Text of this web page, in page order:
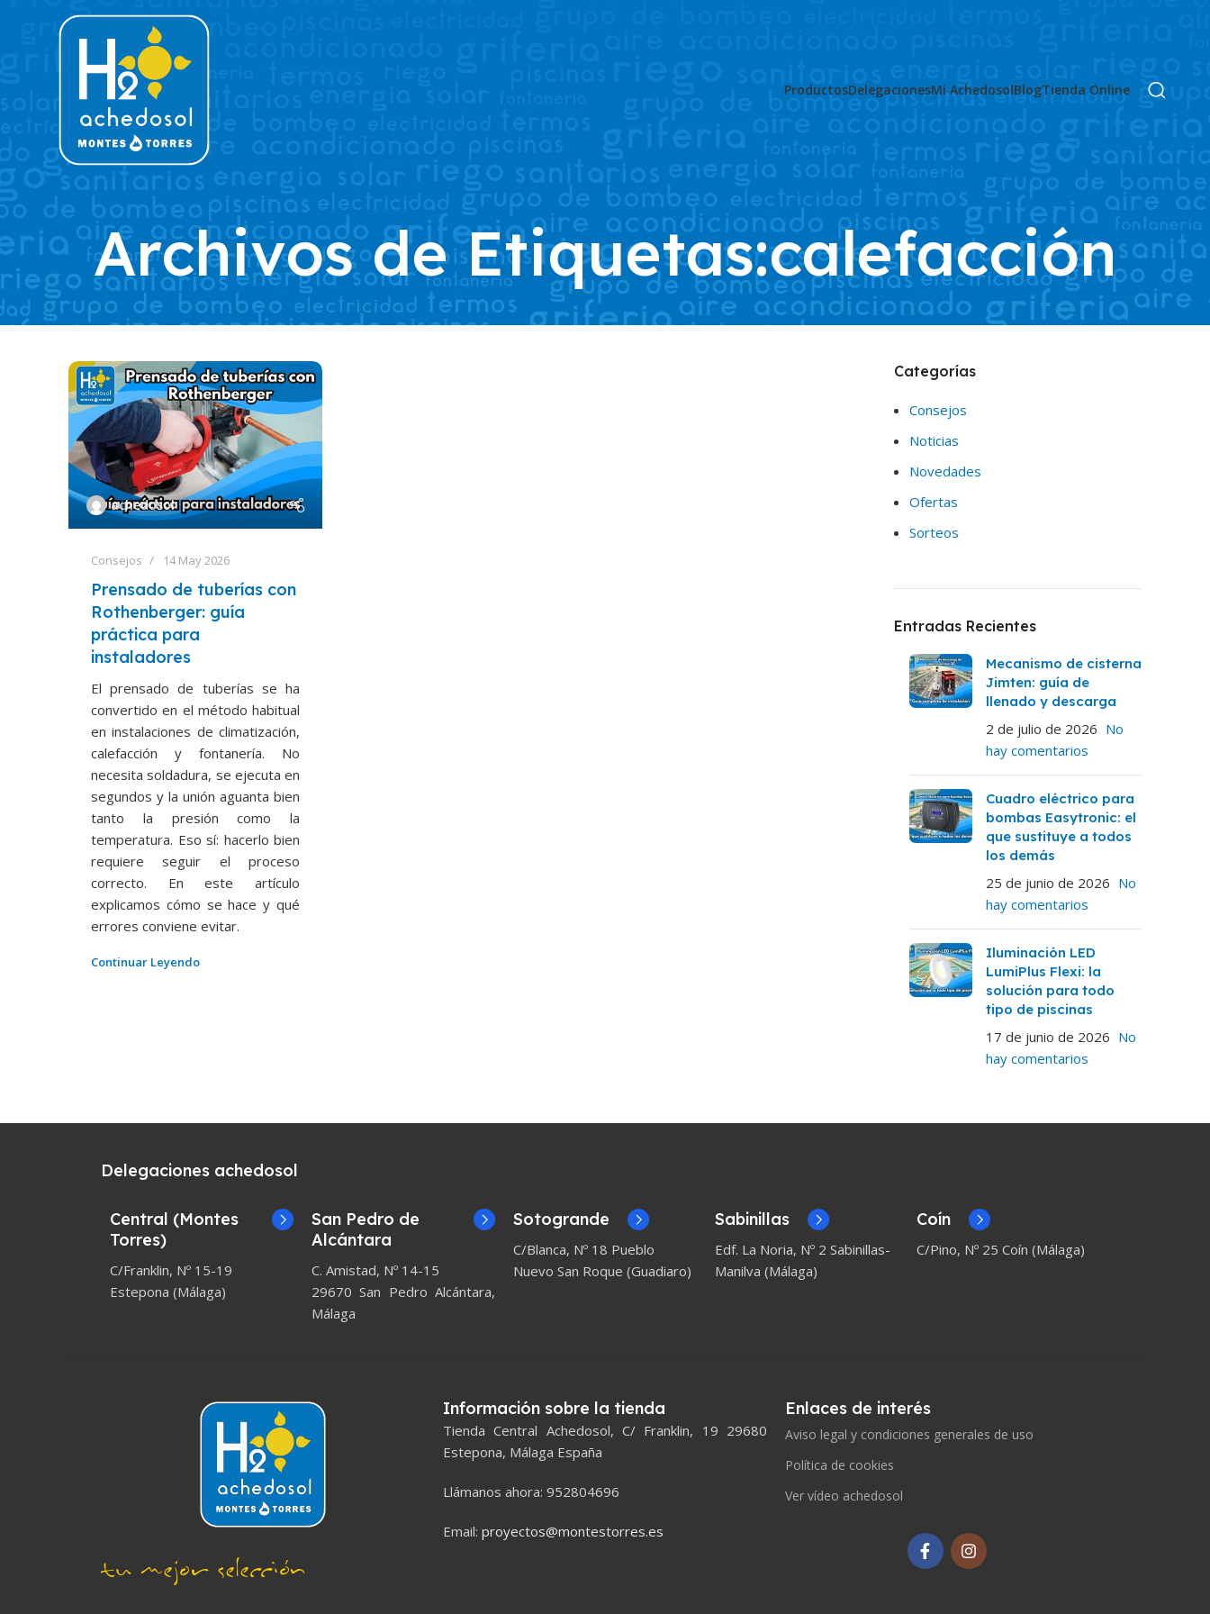
ProductosDelegacionesMi AchedosolBlogTienda Online
Archivos de Etiquetas:calefacción
achedosol
Consejos 14 May 2026
Prensado de tuberías con
Rothenberger: guía
práctica para
instaladores
El prensado de tuberías se ha
convertido en el método habitual
en instalaciones de climatización,
calefacción y fontanería. No
necesita soldadura, se ejecuta en
segundos y la unión aguanta bien
tanto la presión como la
temperatura. Eso sí: hacerlo bien
requiere seguir el proceso
correcto. En este artículo
explicamos cómo se hace y qué
errores conviene evitar.
Continuar Leyendo
Categorías
Consejos
Noticias
Novedades
Ofertas
Sorteos
Entradas Recientes
Mecanismo de cisterna
Jimten: guía de
llenado y descarga
2 de julio de 2026 No
hay comentarios
Cuadro eléctrico para
bombas Easytronic: el
que sustituye a todos
los demás
25 de junio de 2026 No
hay comentarios
Iluminación LED
LumiPlus Flexi: la
solución para todo
tipo de piscinas
17 de junio de 2026 No
hay comentarios
Delegaciones achedosol
Central (Montes
Torres)
C/Franklin, Nº 15-19
Estepona (Málaga)
San Pedro de
Alcántara
C. Amistad, Nº 14-15
29670 San Pedro Alcántara,
Málaga
Sotogrande
C/Blanca, Nº 18 Pueblo
Nuevo San Roque (Guadiaro)
Sabinillas
Edf. La Noria, Nº 2 Sabinillas-
Manilva (Málaga)
Coín
C/Pino, Nº 25 Coín (Málaga)
tu mejor selección
Información sobre la tienda
Tienda Central Achedosol, C/ Franklin, 19 29680
Estepona, Málaga España
Llámanos ahora: 952804696
Email: proyectos@montestorres.es
Enlaces de interés
Aviso legal y condiciones generales de uso
Política de cookies
Ver vídeo achedosol